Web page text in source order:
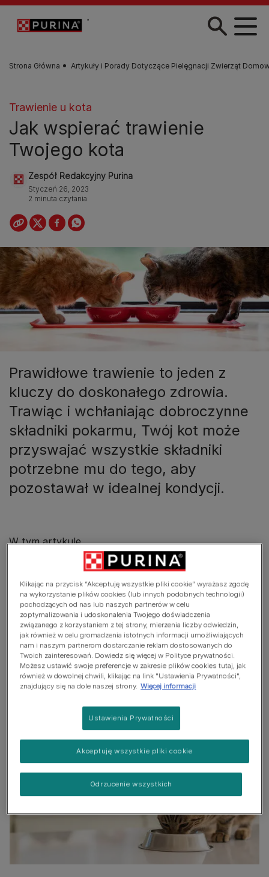
Przejdź do treści
Strona Główna Artykuły i Porady Dotyczące Pielęgnacji Zwierząt
Trawienie u kota
Jak wspierać trawienie
Twojego kota
Zespół Redakcyjny Purina
Styczeń 26, 2023
2 minuta czytania
Prawidłowe trawienie to jeden z
kluczy do doskonałego zdrowia.
Trawiąc i wchłaniając dobroczynne
składniki pokarmu, Twój kot może
przyswajać wszystkie składniki
potrzebne mu do tego, aby
pozostawał w idealnej kondycji.
W tym artykule
Oznaki złego trawienia
Co koty powinny jeść?
Jak wspierać trawienie Twojego kota
Odkryj dobroczynne działanie pożytecznych bakterii
Oznaki złego trawienia
Klikając na przycisk “Akceptuję wszystkie pliki cookie” wyrażasz zgodę
na wykorzystanie plików cookies (lub innych podobnych technologii)
pochodzących od nas lub naszych partnerów w celu
zoptymalizowania i udoskonalenia Twojego doświadczenia
związanego z korzystaniem z tej strony, mierzenia liczby odwiedzin,
jak również w celu gromadzenia istotnych informacji umożliwiających
nam i naszym partnerom dostarczanie reklam dostosowanych do
Twoich zainteresowań. Dowiedz się więcej w Polityce prywatności.
Możesz ustawić swoje preferencje w zakresie plików cookies tutaj, jak
również w dowolnej chwili, klikając na link "Ustawienia Prywatności",
znajdujący się na dole naszej strony. Więcej informacji
Ustawienia Prywatności
Odrzucenie wszystkich
Akceptuję wszystkie pliki cookie